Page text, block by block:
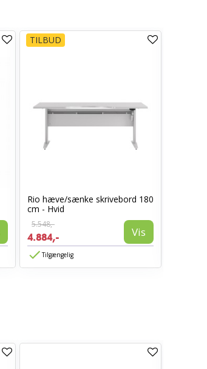
TILBUD
Rio hæve/sænke skrivebord 180
cm - Hvid
5.548,-
4.884,- Vis
Tilgængelig